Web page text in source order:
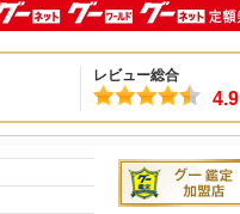
レビュー総合
4.9